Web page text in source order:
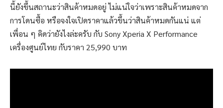
นี้ยังขึ้นสถานะว่าสินค้าหมดอยู่ ไม่แน่ใจว่าเพราะสินค้าหมดจาก
การโดนซื้อ หรือจงใจเปิดราคาแล้วขึ้นว่าสินค้าหมดกันแน่ แต่
เพื่อน ๆ คิดว่ายังไงล่ะครับ กับ Sony Xperia X Performance
เครื่องศูนย์ไทย กับราคา 25,990 บาท